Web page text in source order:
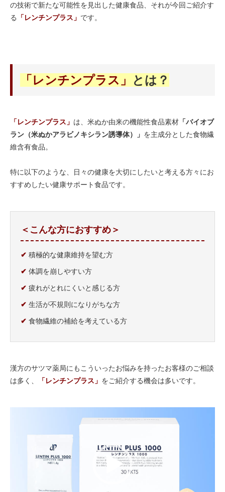
の技術で新たな可能性を見出した健康食品、それが今回ご紹介す
る
「レンチンプラス」 です。
「レンチンプラス」 とは？
「レンチンプラス」 は、米ぬか由来の機能性食品素材 「バイオブ
ラン（米ぬかアラビノキシラン誘導体）」 を主成分とした食物繊
維含有食品。
特に以下のような、日々の健康を大切にしたいと考える方々にお
すすめしたい健康サポート食品です。
＜こんな方におすすめ＞
✔ 積極的な健康維持を望む方
✔ 体調を崩しやすい方
✔ 疲れがとれにくいと感じる方
✔ 生活が不規則になりがちな方
✔ 食物繊維の補給を考えている方
漢方のサツマ薬局にもこういったお悩みを持ったお客様のご相談
は多く、
「レンチンプラス」 をご紹介する機会は多いです。